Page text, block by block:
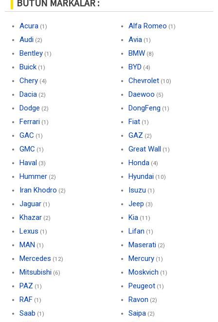
BÜTÜN MARKALAR :
Acura (1)
Audi (2)
Bentley (1)
Buick (1)
Chery (4)
Dacia (2)
Dodge (2)
Ferrari (1)
GAC (1)
GMC (1)
Haval (3)
Hummer (2)
Iran Khodro (2)
Jaguar (1)
Khazar (2)
Lexus (1)
MAN (1)
Mercedes (12)
Mitsubishi (6)
PAZ (1)
RAF (1)
Saab (1)
Alfa Romeo (1)
Avia (1)
BMW (8)
BYD (4)
Chevrolet (10)
Daewoo (5)
DongFeng (1)
Fiat (1)
GAZ (2)
Great Wall (1)
Honda (4)
Hyundai (10)
Isuzu (1)
Jeep (3)
Kia (11)
Lifan (1)
Maserati (2)
Mercury (1)
Moskvich (1)
Peugeot (1)
Ravon (2)
Saipa (2)